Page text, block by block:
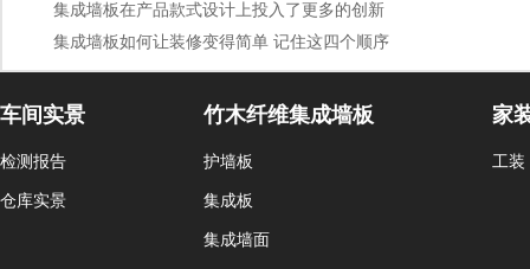
集成墙板在产品款式设计上投入了更多的创新
集成墙板如何让装修变得简单 记住这四个顺序
车间实景
检测报告
仓库实景
竹木纤维集成墙板
护墙板
集成板
集成墙面
家
工装